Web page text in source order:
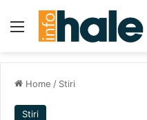
Menu
Home / Stiri
Stiri